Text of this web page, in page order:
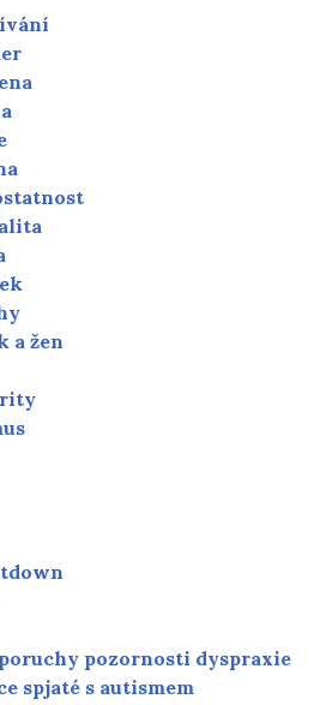
a žen
pozornosti dyspraxie
spjaté s autismem